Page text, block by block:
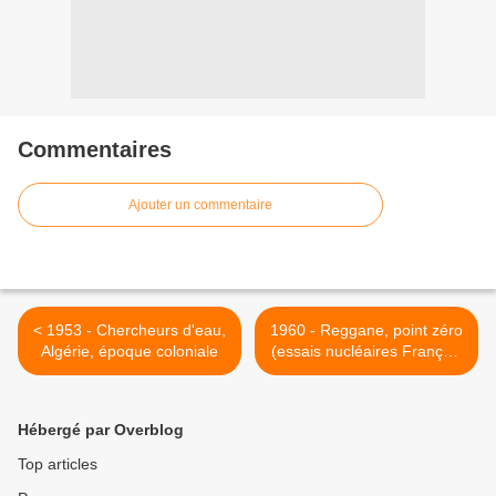
Commentaires
Ajouter un commentaire
< 1953 - Chercheurs d'eau,
Algérie, époque coloniale
1960 - Reggane, point zéro
(essais nucléaires Français
en Algérie) >
Hébergé par Overblog
Top articles